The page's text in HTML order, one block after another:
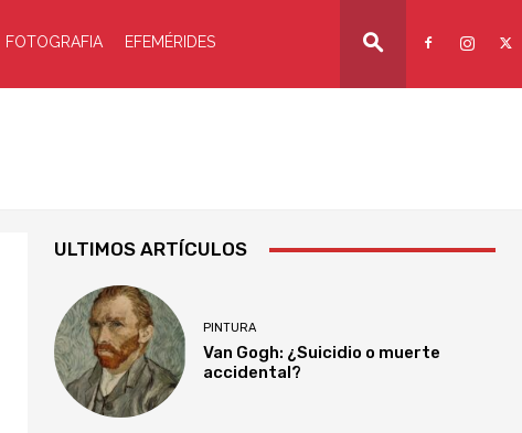
FOTOGRAFIA EFEMÉRIDES
ULTIMOS ARTÍCULOS
PINTURA
Van Gogh: ¿Suicidio o muerte
accidental?